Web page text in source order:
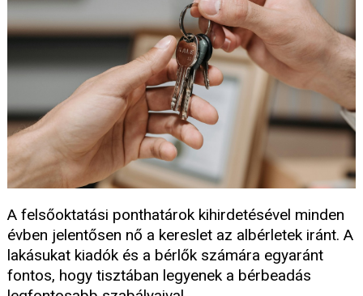
A felsőoktatási ponthatárok kihirdetésével minden
évben jelentősen nő a kereslet az albérletek iránt. A
lakásukat kiadók és a bérlők számára egyaránt
fontos, hogy tisztában legyenek a bérbeadás